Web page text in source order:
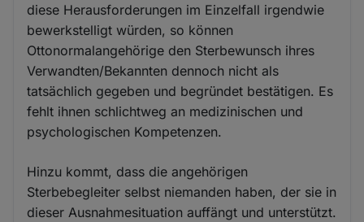
diese Herausforderungen im Einzelfall irgendwie
bewerkstelligt würden, so können
Ottonormalangehörige den Sterbewunsch ihres
Verwandten/Bekannten dennoch nicht als
tatsächlich gegeben und begründet bestätigen. Es
fehlt ihnen schlichtweg an medizinischen und
psychologischen Kompetenzen.
Hinzu kommt, dass die angehörigen
Sterbebegleiter selbst niemanden haben, der sie in
dieser Ausnahmesituation auffängt und unterstützt.